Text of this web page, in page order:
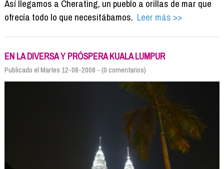
Así llegamos a Cherating, un pueblo a orillas de mar que
ofrecía todo lo que necesitábamos. Leer más >>
EN LA DIVERSA Y PRÓSPERA KUALA LUMPUR
Publicado el Martes 12-08-2008 - (0 comentarios)